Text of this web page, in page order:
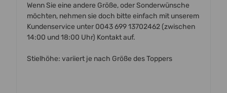
Wenn Sie eine andere Größe, oder Sonderwünsche
möchten, nehmen sie doch bitte einfach mit unserem
Kundenservice unter 0043 699 13702462 (zwischen
14:00 und 18:00 Uhr) Kontakt auf.
Stielhöhe: variiert je nach Größe des Toppers